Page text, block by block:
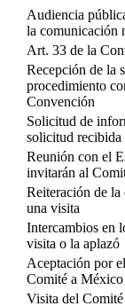
Audiencia
la comunicación
Art. 33 de la
Recepción de la
procedimiento
Convención
Solicitud de
solicitud recibida
Reunión con el
invitarán al
Reiteración de
una visita
Intercambios en
visita o la aplazó
Aceptación por
Comité a México
Visita del